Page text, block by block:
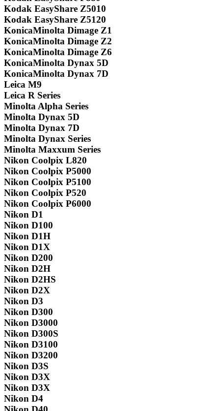
Kodak EasyShare Z5010
Kodak EasyShare Z5120
KonicaMinolta Dimage Z1
KonicaMinolta Dimage Z2
KonicaMinolta Dimage Z6
KonicaMinolta Dynax 5D
KonicaMinolta Dynax 7D
Leica M9
Leica R Series
Minolta Alpha Series
Minolta Dynax 5D
Minolta Dynax 7D
Minolta Dynax Series
Minolta Maxxum Series
Nikon Coolpix L820
Nikon Coolpix P5000
Nikon Coolpix P5100
Nikon Coolpix P520
Nikon Coolpix P6000
Nikon D1
Nikon D100
Nikon D1H
Nikon D1X
Nikon D200
Nikon D2H
Nikon D2HS
Nikon D2X
Nikon D3
Nikon D300
Nikon D3000
Nikon D300S
Nikon D3100
Nikon D3200
Nikon D3S
Nikon D3X
Nikon D3X
Nikon D4